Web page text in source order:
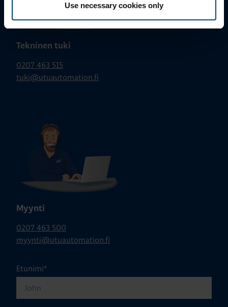
Use necessary cookies only
Tekninen tuki
0207 463 515
tuki@utuautomation.fi
Myynti
0207 463 500
myynti@utuautomation.fi
Etunimi*